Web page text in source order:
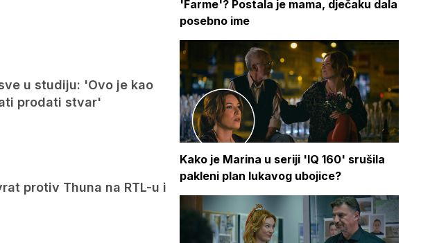
u studiju: 'Ovo je kao
prodati stvar'
protiv Thuna na RTL-u i
'Farme'? Postala je mama, dječaku dala
posebno ime
Kako je Marina u seriji 'IQ 160' srušila
pakleni plan lukavog ubojice?